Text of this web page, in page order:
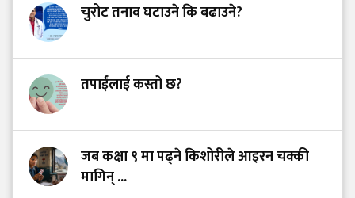
चुरोट तनाव घटाउने कि बढाउने?
तपाईंलाई कस्तो छ?
जब कक्षा ९ मा पढ्ने किशोरीले आइरन चक्की
मागिन् ...